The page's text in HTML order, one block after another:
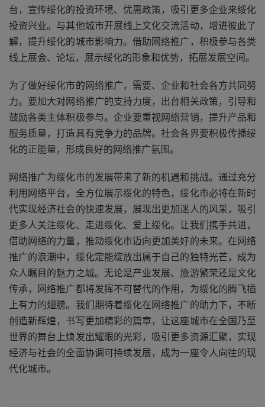
台，宣传绥化的投资环境、优惠政策，吸引更多企业来绥化
投资兴业。与其他城市开展线上文化交流活动，增进彼此了
解，提升绥化的城市影响力。借助网络推广，积极参与各类
线上展会、论坛，展示绥化的形象和优势，拓展发展空间。
为了做好绥化市的网络推广，需要、企业和社会各方共同努
力。要加大对网络推广的支持力度，出台相关政策，引导和
鼓励各类主体积极参与。企业要重视网络营销，提升产品和
服务质量，打造具有竞争力的品牌。社会各界要积极传播绥
化的正能量，形成良好的网络推广氛围。
网络推广为绥化市的发展带来了新的机遇和挑战。通过充分
利用网络平台，全方位展示绥化的特色，绥化市必将在新时
代实现经济社会的快速发展，展现出更加迷人的风采，吸引
更多人关注绥化、走进绥化、爱上绥化。让我们携手共进，
借助网络的力量，推动绥化市迈向更加美好的未来。在网络
推广的浪潮中，绥化定能绽放出属于自己的独特光芒，成为
众人瞩目的魅力之城。无论是产业发展、旅游繁荣还是文化
传承，网络推广都将发挥不可替代的作用，为绥化的腾飞插
上有力的翅膀。我们期待着绥化在网络推广的助力下，不断
创造新辉煌，书写更加精彩的篇章，让这座城市在全国乃至
世界的舞台上焕发出耀眼的光彩，吸引更多资源汇聚，实现
经济与社会的全面协调可持续发展，成为一座令人向往的现
代化城市。